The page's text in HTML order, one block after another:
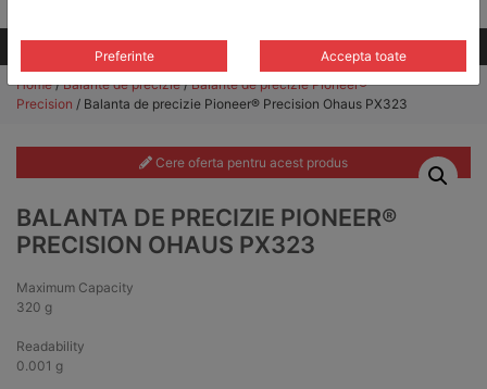
Toate produsele
Home/Balante de precizie/Balante de precizie Pioneer®
Precision / Balanta de precizie Pioneer® Precision Ohaus PX323
Cere oferta pentru acest produs
BALANTA DE PRECIZIE PIONEER®
PRECISION OHAUS PX323
Maximum Capacity
320 g
Readability
0.001 g
Preferinte Accepta toate